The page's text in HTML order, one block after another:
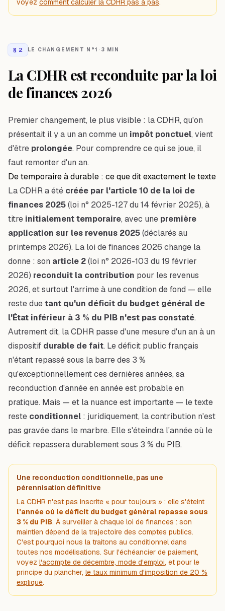
§ 2 LE CHANGEMENT N°1 · 3 MIN
La CDHR est reconduite par la loi
de finances 2026
Premier changement, le plus visible : la CDHR, qu'on
présentait il y a un an comme un impôt ponctuel, vient
d'être prolongée. Pour comprendre ce qui se joue, il
faut remonter d'un an.
De temporaire à durable : ce que dit exactement le texte
La CDHR a été créée par l'article 10 de la loi de
finances 2025(loi n° 2025-127 du 14 février 2025), à
titre initialement temporaire, avec une première
application sur les revenus 2025(déclarés au
printemps 2026). La loi de finances 2026 change la
donne : son article 2(loi n° 2026-103 du 19 février
2026) reconduit la contribution pour les revenus
2026, et surtout l'arrime à une condition de fond — elle
reste duetant qu'un déficit du budget général de
l'État inférieur à 3 % du PIB n'est pas constaté.
Autrement dit, la CDHR passe d'une mesure d'un an à un
dispositif durable de fait. Le déficit public français
n'étant repassé sous la barre des 3 %
qu'exceptionnellement ces dernières années, sa
reconduction d'année en année est probable en
pratique. Mais — et la nuance est importante — le texte
reste conditionnel : juridiquement, la contribution n'est
pas gravée dans le marbre. Elle s'éteindra l'année où le
déficit repassera durablement sous 3 % du PIB.
Une reconduction conditionnelle, pas une
pérennisation définitive
La CDHR n'est pas inscrite « pour toujours » : elle s'éteint
l'année où le déficit du budget général repasse sous
3 % du PIB. À surveiller à chaque loi de finances : son
maintien dépend de la trajectoire des comptes publics.
C'est pourquoi nous la traitons au conditionnel dans
toutes nos modélisations. Sur l'échéancier de paiement,
voyez l'acompte de décembre, mode d'emploi, et pour le
principe du plancher, le taux minimum d'imposition de 20 %
expliqué.